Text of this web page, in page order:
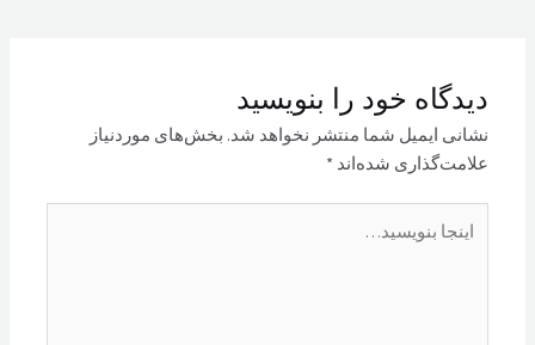
دیدگاه‌ خود را بنویسید
نشانی ایمیل شما منتشر نخواهد شد. بخش‌های موردنیاز
علامت‌گذاری شده‌اند *
بنویسید…